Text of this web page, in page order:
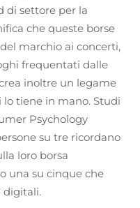
di settore per la
che queste borse
marchio ai concerti,
frequentati dalle
inoltre un legame
tiene in mano. Studi
Psychology
su tre ricordano
loro borsa
una su cinque che
digitali.